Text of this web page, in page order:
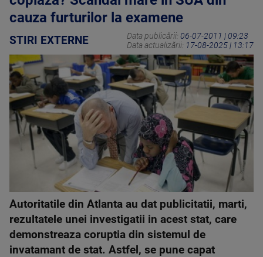
cauza furturilor la examene
STIRI EXTERNE Data publicării: 06-07-2011 | 09:23
Data actualizării: 17-08-2025 | 13:17
Autoritatile din Atlanta au dat publicitatii, marti,
rezultatele unei investigatii in acest stat, care
demonstreaza coruptia din sistemul de
invatamant de stat. Astfel, se pune capat